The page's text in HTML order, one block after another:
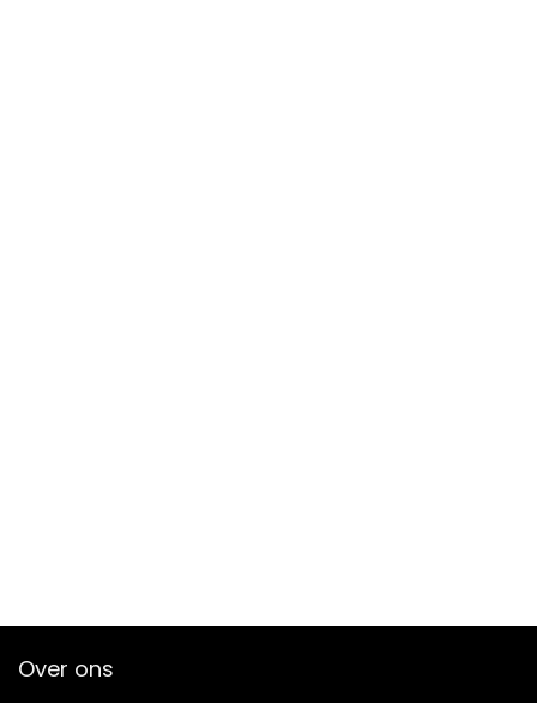
Over ons